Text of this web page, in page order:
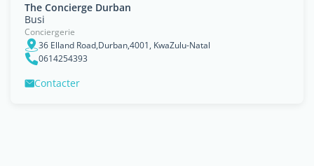
The Concierge Durban
Busi
Conciergerie
36 Elland Road,Durban,4001, KwaZulu-Natal
0614254393
Contacter